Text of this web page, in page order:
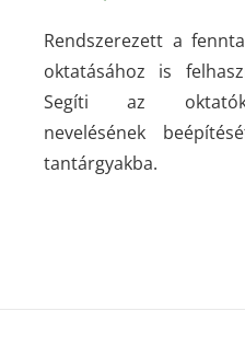
Rendszerezett a
oktatásához is
Segíti az
nevelésének
tantárgyakba.